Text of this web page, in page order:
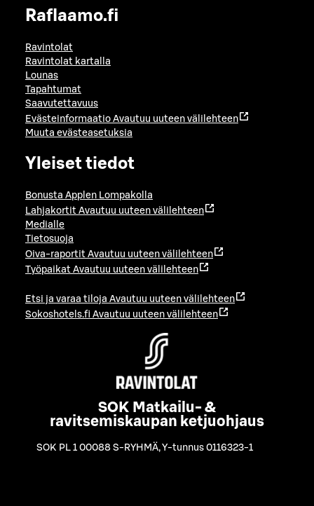
Raflaamo.fi
Ravintolat
Ravintolat kartalla
Lounas
Tapahtumat
Saavutettavuus
Evästeinformaatio Avautuu uuteen välilehteen
Muuta evästeasetuksia
Yleiset tiedot
Bonusta Applen Lompakolla
Lahjakortit Avautuu uuteen välilehteen
Medialle
Tietosuoja
Oiva-raportit Avautuu uuteen välilehteen
Työpaikat Avautuu uuteen välilehteen
Etsi ja varaa tiloja Avautuu uuteen välilehteen
Sokoshotels.fi Avautuu uuteen välilehteen
SOK Matkailu- &
ravitsemiskaupan ketjuohjaus
SOK PL 1 00088 S-RYHMÄ,Y-tunnus 0116323-1